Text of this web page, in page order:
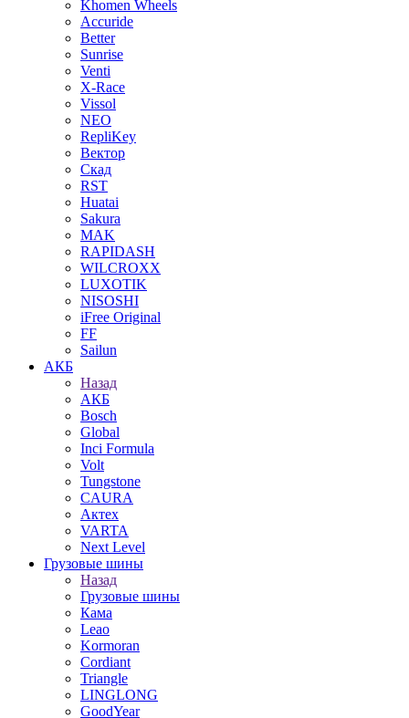
Khomen Wheels
Accuride
Better
Sunrise
Venti
X-Race
Vissol
NEO
RepliKey
Вектор
Скад
RST
Huatai
Sakura
MAK
RAPIDASH
WILCROXX
LUXOTIK
NISOSHI
iFree Original
FF
Sailun
АКБ
Назад
АКБ
Bosch
Global
Inci Formula
Volt
Tungstone
CAURA
Актех
VARTA
Next Level
Грузовые шины
Назад
Грузовые шины
Кама
Leao
Kormoran
Cordiant
Triangle
LINGLONG
GoodYear